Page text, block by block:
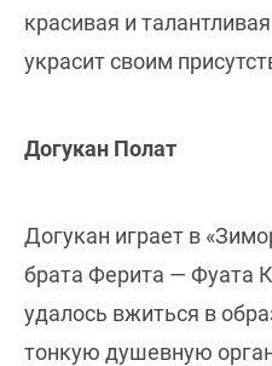
красивая и
украсит своим
Догукан Полат
Догукан играет в
брата Ферита — Фуата
удалось вжиться в
тонкую душевную